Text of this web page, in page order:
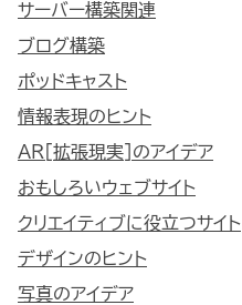
サーバー構築関連
ブログ構築
ポッドキャスト
情報表現のヒント
AR[拡張現実]のアイデア
おもしろいウェブサイト
クリエイティブに役立つサイト
デザインのヒント
写真のアイデア